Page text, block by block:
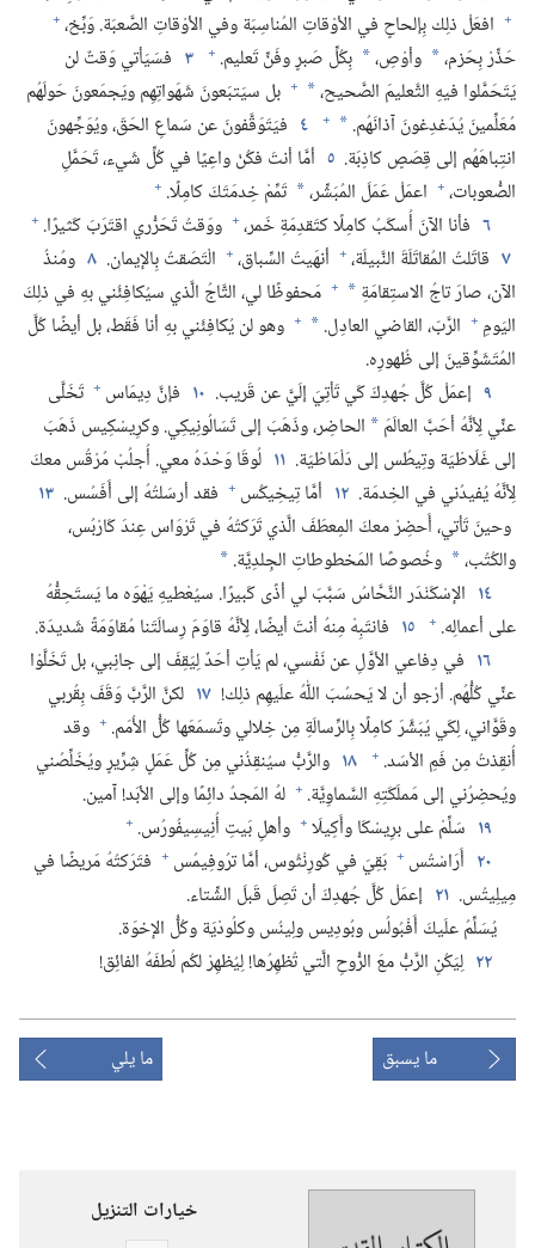
+ افعَلْ ذلِك بِإلحاحٍ في الأوْقاتِ المُناسِبَة وفي الأوْقاتِ الصَّعبَة.‏ وَبِّخ،‏ +
حَذِّرْ بِحَزم،‏* وأوْصِ،‏* بِكُلِّ صَبرٍ وفَنِّ تَعليم.‏ + ٣ فسَيَأتي وَقتٌ لن
يَتَحَمَّلوا فيهِ التَّعليمَ الصَّحيح،‏*
+ بل سيَتبَعونَ شَهَواتِهِم ويَجمَعونَ حَولَهُم
مُعَلِّمينَ يُدَغدِغونَ آذانَهُم.‏ *
+ ٤ فيَتَوَقَّفونَ عن سَماعِ الحَقّ،‏ ويُوَجِّهونَ
انتِباهَهُم إلى قِصَصٍ كاذِبَة.‏ ٥ أمَّا أنتَ فكُنْ واعِيًا في كُلِّ شَيء،‏ تَحَمَّلِ
الصُّعوبات،‏ + اعمَلْ عَمَلَ المُبَشِّر،‏* تَمِّمْ خِدمَتَكَ كامِلًا.‏ +
٦ فأنا الآنَ أُسكَبُ كامِلًا كتَقدِمَةِ خَمر،‏ + ووَقتُ تَحَرُّري اقتَرَبَ كَثيرًا.‏ +
٧ قاتَلتُ المُقاتَلَةَ النَّبيلَة،‏ + أنهَيتُ السِّباق،‏ + الْتَصَقتُ بِالإيمان.‏ ٨ ومُنذُ
الآن،‏ صارَ تاجُ الاستِقامَةِ *
+ مَحفوظًا لي،‏ التَّاجُ الَّذي سيُكافِئُني بهِ في ذلِكَ
اليَومِ + الرَّبّ،‏ القاضي العادِل.‏ *
+ وهو لن يُكافِئَني بهِ أنا فَقَط،‏ بل أيضًا كُلَّ
المُتَشَوِّقينَ إلى ظُهورِه.‏
٩ إعمَلْ كُلَّ جُهدِكَ كَي تَأتِيَ إلَيَّ عن قَريب.‏ ١٠ فإنَّ دِيمَاس + تَخَلَّى
عنِّي لِأنَّهُ أحَبَّ العالَمَ * الحاضِر،‏ وذَهَبَ إلى تَسَالُونِيكِي.‏ وكرِيسْكِيس ذَهَبَ
إلى غَلَاطْيَة وتِيطُس إلى دَلْمَاطْيَة.‏ ١١ لُوقَا وَحْدَهُ معي.‏ أُجلُبْ مُرْقُس معكَ
لِأنَّهُ يُفيدُني في الخِدمَة.‏ ١٢ أمَّا تِيخِيكُس + فقد أرسَلتُهُ إلى أَفَسُس.‏ ١٣
وحينَ تَأتي،‏ أَحضِرْ معكَ المِعطَفَ الَّذي تَرَكتُهُ في تَرْوَاس عِندَ كَارْبُس،‏
والكُتُب،‏* وخُصوصًا المَخطوطاتِ الجِلدِيَّة.‏ *
١٤ الإسْكَنْدَر النَّحَّاسُ سَبَّبَ لي أذًى كَبيرًا.‏ سيُعْطيهِ يَهْوَه ما يَستَحِقُّهُ
على أعمالِه.‏ + ١٥ فانتَبِهْ مِنهُ أنتَ أيضًا،‏ لِأنَّهُ قاوَمَ رِسالَتَنا مُقاوَمَةً شَديدَة.‏
١٦ في دِفاعي الأوَّلِ عن نَفْسي،‏ لم يَأتِ أحَدٌ لِيَقِفَ إلى جانِبي،‏ بل تَخَلَّوْا
عنِّي كُلُّهُم.‏ أرْجو أن لا يَحسُبَ اللّٰهُ علَيهِم ذلِك!‏ ١٧ لكنَّ الرَّبَّ وَقَفَ بِقُربي
وقَوَّاني،‏ لِكَي يُبَشَّرَ كامِلًا بِالرِّسالَةِ مِن خِلالي وتَسمَعَها كُلُّ الأُمَم.‏ + وقد
أُنقِذتُ مِن فَمِ الأسَد.‏ + ١٨ والرَّبُّ سيُنقِذُني مِن كُلِّ عَمَلٍ شِرِّيرٍ ويُخَلِّصُني
ويُحضِرُني إلى مَملَكَتِهِ السَّماوِيَّة.‏ + لهُ المَجدُ دائِمًا وإلى الأبَد!‏ آمين.‏
١٩ سَلِّمْ على برِيسْكَا وأَكِيلَا + وأهلِ بَيتِ أُنِيسِيفُورُس.‏ +
٢٠ أَرَاسْتُس + بَقِيَ في كُورِنْثُوس،‏ أمَّا ترُوفِيمُس + فتَرَكتُهُ مَريضًا في
مِيلِيتُس.‏ ٢١ إعمَلْ كُلَّ جُهدِكَ أن تَصِلَ قَبلَ الشِّتاء.‏
يُسَلِّمُ علَيكَ أَفْبُولُس وبُودِيس ولِينُس وكلُودْيَة وكُلُّ الإخوَة.‏
٢٢ لِيَكُنِ الرَّبُّ معَ الرُّوحِ الَّتي تُظهِرُها!‏ لِيُظهِرْ لكُم لُطفَهُ الفائِق!‏
ما يسبق ما يلي
خيارات التنزيل